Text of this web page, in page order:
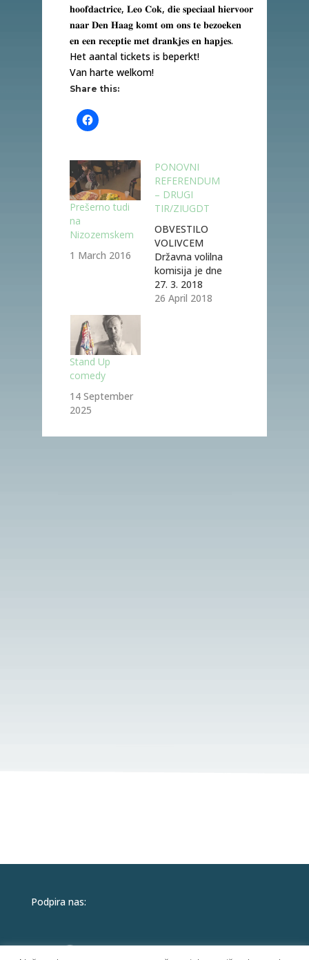
𝐡𝐨𝐨𝐟𝐝𝐚𝐜𝐭𝐫𝐢𝐜𝐞, 𝐋𝐞𝐨 𝐂𝐨𝐤, 𝐝𝐢𝐞 𝐬𝐩𝐞𝐜𝐢𝐚𝐚𝐥 𝐡𝐢𝐞𝐫𝐯𝐨𝐨𝐫
𝐧𝐚𝐚𝐫 𝐃𝐞𝐧 𝐇𝐚𝐚𝐠 𝐤𝐨𝐦𝐭 𝐨𝐦 𝐨𝐧𝐬 𝐭𝐞 𝐛𝐞𝐳𝐨𝐞𝐤𝐞𝐧
𝐞𝐧 𝐞𝐞𝐧 𝐫𝐞𝐜𝐞𝐩𝐭𝐢𝐞 𝐦𝐞𝐭 𝐝𝐫𝐚𝐧𝐤𝐣𝐞𝐬 𝐞𝐧 𝐡𝐚𝐩𝐣𝐞𝐬.
Het aantal tickets is beperkt!
Van harte welkom!
Share this:
Prešerno tudi
na
Nizozemskem
1 March 2016
PONOVNI
REFERENDUM
– DRUGI
TIR/ZIUGDT
OBVESTILO
VOLIVCEM
Državna volilna
komisija je dne
27. 3. 2018
sprejela Sklep o
gospodarjenju
26 April 2018
Stand Up
comedy
14 September
2025
Podpira nas: